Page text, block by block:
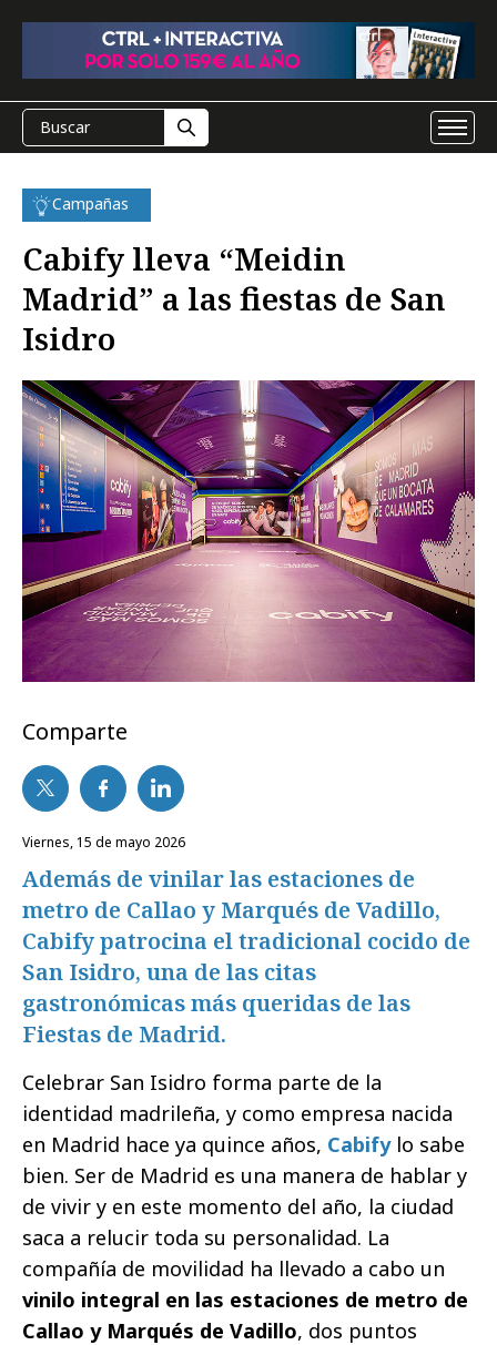
Campañas
Cabify lleva “Meidin
Madrid” a las fiestas de San
Isidro
Comparte
viernes, 15 de mayo 2026
Además de vinilar las estaciones de
metro de Callao y Marqués de Vadillo,
Cabify patrocina el tradicional cocido de
San Isidro, una de las citas
gastronómicas más queridas de las
Fiestas de Madrid.
Celebrar San Isidro forma parte de la
identidad madrileña, y como empresa nacida
en Madrid hace ya quince años, Cabifylo sabe
bien. Ser de Madrid es una manera de hablar y
de vivir y en este momento del año, la ciudad
saca a relucir toda su personalidad. La
compañía de movilidad ha llevado a cabo un
vinilo integral en las estaciones de metro de
Callao y Marqués de Vadillo, dos puntos